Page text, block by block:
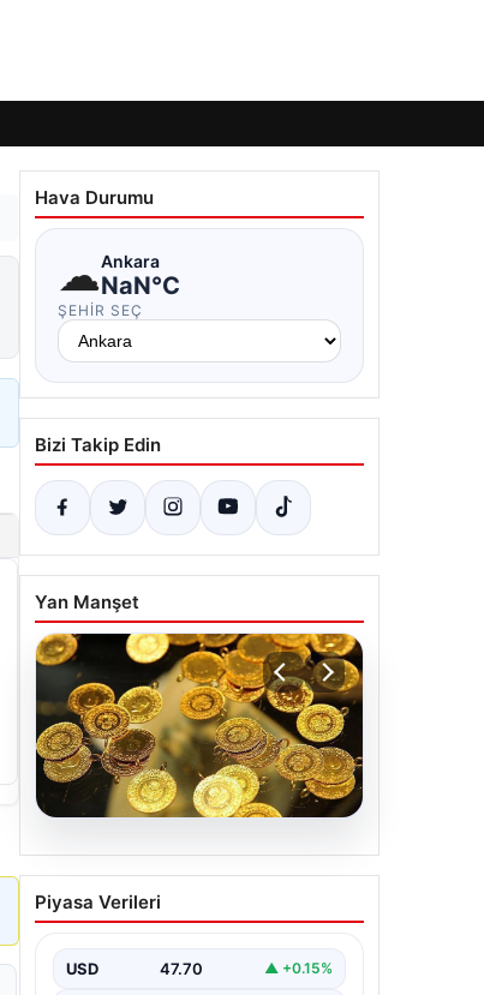
Hava Durumu
☁Ankara
NaN°C
ŞEHIR SEÇ
Bizi Takip Edin
Yan Manşet
Altın fiyatları canlı 7 Nisan
2026: Altın fiyatları bugün
Piyasa Verileri
USD 47.70 ▲ +0.15%